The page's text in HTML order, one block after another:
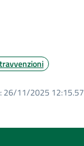
26/11/2025 12:15.57